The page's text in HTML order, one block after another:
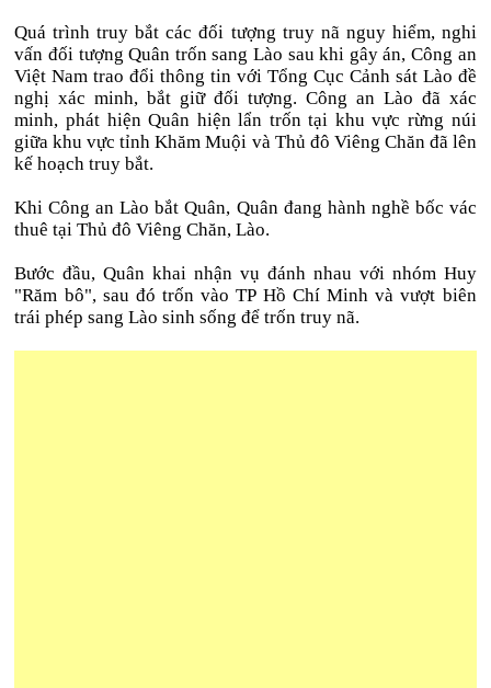
Quá trình truy bắt các đối tượng truy nã nguy hiểm, nghi
vấn đối tượng Quân trốn sang Lào sau khi gây án, Công an
Việt Nam trao đổi thông tin với Tổng Cục Cảnh sát Lào đề
nghị xác minh, bắt giữ đối tượng. Công an Lào đã xác
minh, phát hiện Quân hiện lẩn trốn tại khu vực rừng núi
giữa khu vực tỉnh Khăm Muội và Thủ đô Viêng Chăn đã lên
kế hoạch truy bắt.
Khi Công an Lào bắt Quân, Quân đang hành nghề bốc vác
thuê tại Thủ đô Viêng Chăn, Lào.
Bước đầu, Quân khai nhận vụ đánh nhau với nhóm Huy
"Răm bô", sau đó trốn vào TP Hồ Chí Minh và vượt biên
trái phép sang Lào sinh sống để trốn truy nã.